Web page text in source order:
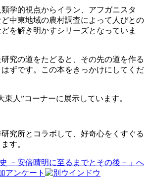
学的視点からイラン、アフガニスタ
中東地域の農村調査によって人びとの
を解き明かすシリーズとなっていま
究の道をたどると、その先の道を作る
ずです。この本をきっかけにしてくだ
東人”コーナーに展示しています。
究所とコラボして、好奇心をくすぐる
す。
史 －安倍晴明に至るまでとその後－」へ
アンケート